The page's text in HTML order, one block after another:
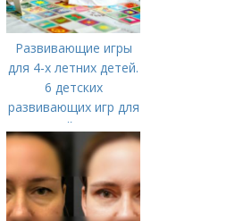
Развивающие игры
для 4-х летних детей.
6 детских
развивающих игр для
детей 4 лет